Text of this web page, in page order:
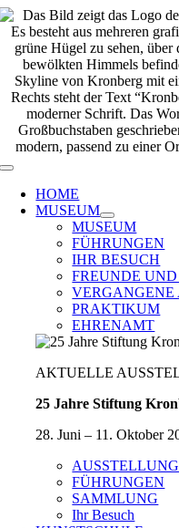
Zum
Inhalt
springen
Toggle
Navigation
HOME
MUSEUM
MUSEUM
FÜHRUNGEN
IHR BESUCH
FREUNDE UND
VERGANGENE
PRAKTIKUM
EHRENAMT
AKTUELLE
25 Jahre Stiftung
28. Juni – 11. Oktober
FÜHRUNGEN
SAMMLUNG
Ihr Besuch